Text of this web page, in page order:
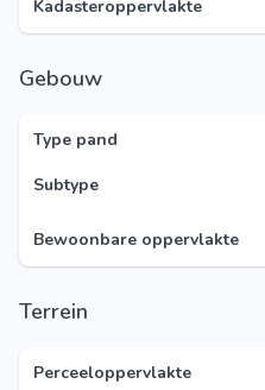
Kadasteroppervlakte
Gebouw
Type pand
Subtype
Bewoonbare oppervlakte
Terrein
Perceeloppervlakte